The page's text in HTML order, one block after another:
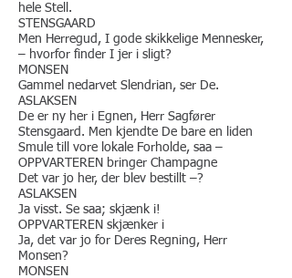
hele Stell.
STENSGAARD
Men Herregud, I gode skikkelige Mennesker,
– hvorfor finder I jer i sligt?
MONSEN
Gammel nedarvet Slendrian, ser De.
ASLAKSEN
De er ny her i Egnen, Herr Sagfører
Stensgaard. ​Men kjendte De bare en liden
Smule till vore lokale Forholde, saa –
OPPVARTEREN bringer Champagne
Det var jo her, der blev bestillt –?
ASLAKSEN
Ja visst. Se saa; skjænk i!
OPPVARTEREN skjænker i
Ja, det var jo for Deres Regning, Herr
Monsen?
MONSEN